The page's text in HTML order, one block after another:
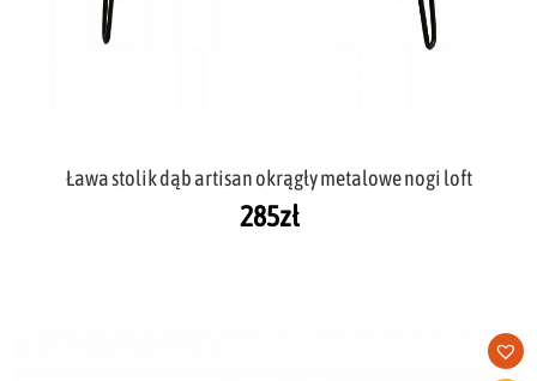
Ława stolik dąb artisan okrągły metalowe nogi loft
285zł